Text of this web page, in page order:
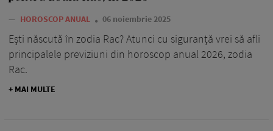
— HOROSCOP ANUAL 06 noiembrie 2025
Ești născută în zodia Rac? Atunci cu siguranță vrei să afli
principalele previziuni din horoscop anual 2026, zodia
Rac.
+ MAI MULTE